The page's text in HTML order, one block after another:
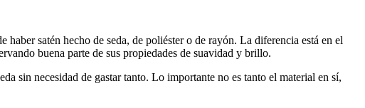
satén hecho de seda, de poliéster o de rayón. La diferencia está en el
buena parte de sus propiedades de suavidad y brillo.
sin necesidad de gastar tanto. Lo importante no es tanto el material en sí,